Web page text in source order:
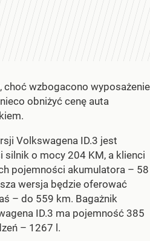
wzbogacono wyposażenie
obniżyć cenę auta
Volkswagena ID.3 jest
silnik o mocy 204 KM, a klienci
pojemności akumulatora – 58
wersja będzie oferować
– do 559 km. Bagażnik
ID.3 ma pojemność 385
– 1267 l.